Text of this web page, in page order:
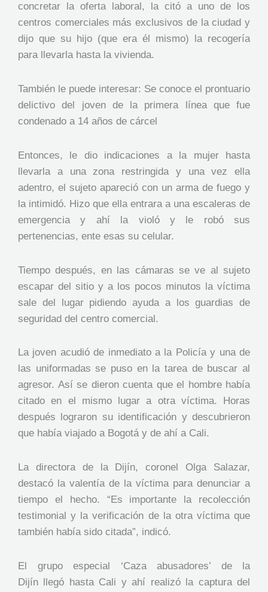
concretar la oferta laboral, la citó a uno de los
centros comerciales más exclusivos de la ciudad y
dijo que su hijo (que era él mismo) la recogería
para llevarla hasta la vivienda.
También le puede interesar: Se conoce el prontuario
delictivo del joven de la primera línea que fue
condenado a 14 años de cárcel
Entonces, le dio indicaciones a la mujer hasta
llevarla a una zona restringida y una vez ella
adentro, el sujeto apareció con un arma de fuego y
la intimidó. Hizo que ella entrara a una escaleras de
emergencia y ahí la violó y le robó sus
pertenencias, ente esas su celular.
Tiempo después, en las cámaras se ve al sujeto
escapar del sitio y a los pocos minutos la víctima
sale del lugar pidiendo ayuda a los guardias de
seguridad del centro comercial.
La joven acudió de inmediato a la Policía y una de
las uniformadas se puso en la tarea de buscar al
agresor. Así se dieron cuenta que el hombre había
citado en el mismo lugar a otra víctima. Horas
después lograron su identificación y descubrieron
que había viajado a Bogotá y de ahí a Cali.
La directora de la Dijín, coronel Olga Salazar,
destacó la valentía de la víctima para denunciar a
tiempo el hecho. “Es importante la recolección
testimonial y la verificación de la otra víctima que
también había sido citada”, indicó.
El grupo especial ‘Caza abusadores’ de la
Dijín llegó hasta Cali y ahí realizó la captura del